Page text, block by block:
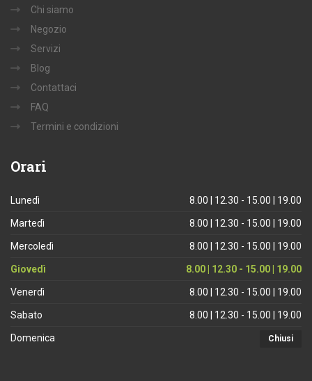
Chi siamo
Negozio
Servizi
Blog
Contattaci
FAQ
Termini e condizioni
Orari
Lunedì 8.00 | 12.30 - 15.00 | 19.00
Martedì 8.00 | 12.30 - 15.00 | 19.00
Mercoledì 8.00 | 12.30 - 15.00 | 19.00
Giovedì 8.00 | 12.30 - 15.00 | 19.00
Venerdì 8.00 | 12.30 - 15.00 | 19.00
Sabato 8.00 | 12.30 - 15.00 | 19.00
Domenica Chiusi